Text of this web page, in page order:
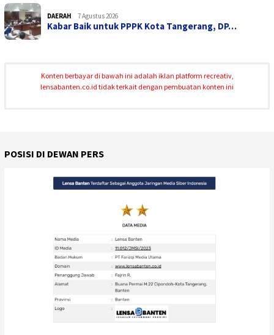
DAERAH 7 Agustus 2026
Kabar Baik untuk PPPK Kota Tangerang, DP…
Konten berbayar di bawah ini adalah iklan platform recreativ,
lensabanten.co.id tidak terkait dengan pembuatan konten ini
POSISI DI DEWAN PERS